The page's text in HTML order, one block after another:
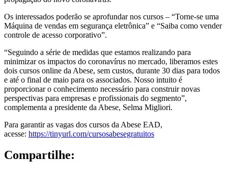
Os interessados poderão se aprofundar nos cursos – “Torne-se uma
Máquina de vendas em segurança eletrônica” e “Saiba como vender
controle de acesso corporativo”.
“Seguindo a série de medidas que estamos realizando para
minimizar os impactos do coronavírus no mercado, liberamos estes
dois cursos online da Abese, sem custos, durante 30 dias para todos
e até o final de maio para os associados. Nosso intuito é
proporcionar o conhecimento necessário para construir novas
perspectivas para empresas e profissionais do segmento”,
complementa a presidente da Abese, Selma Migliori.
Para garantir as vagas dos cursos da Abese EAD,
acesse: https://tinyurl.com/cursosabesegratuitos
Compartilhe: